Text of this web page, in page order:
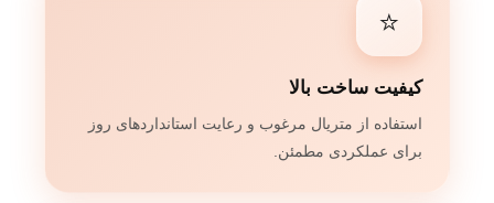
⭐
کیفیت ساخت بالا
استفاده از متریال مرغوب و رعایت استانداردهای روز
برای عملکردی مطمئن.